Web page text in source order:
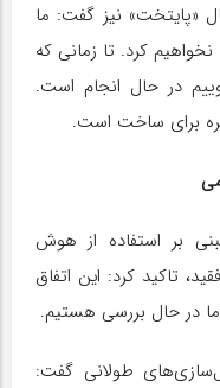
«پایتخت» نیز گفت: ما
کرد. تا زمانی که
در حال انجام است.
برای ساخت است.
بر استفاده از هوش
تاکید کرد: این اتفاق
در حال بررسی هستیم.
طولانی گفت: